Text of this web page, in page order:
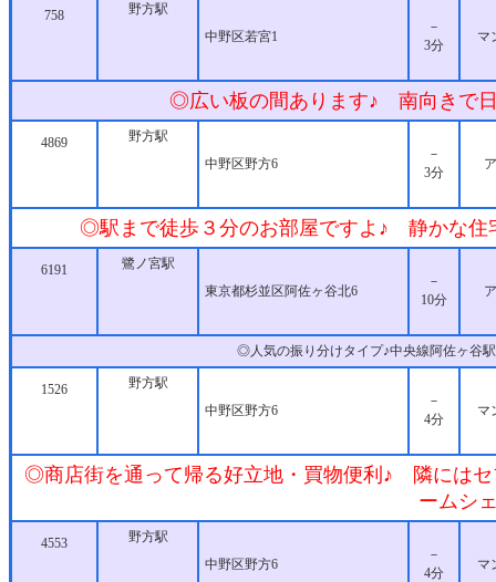
758
野方駅
中野区若宮1
－
3分
マ
◎広い板の間あります♪ 南向きで
4869
野方駅
中野区野方6
－
3分
◎駅まで徒歩３分のお部屋ですよ♪ 静かな
6191
鷺ノ宮駅
東京都杉並区阿佐ヶ谷北6
－
10分
◎人気の振り分けタイプ♪中央線阿佐ヶ谷
1526
野方駅
中野区野方6
－
4分
マ
◎商店街を通って帰る好立地・買物便利♪ 隣には
ームシ
4553
野方駅
中野区野方6
－
4分
マ